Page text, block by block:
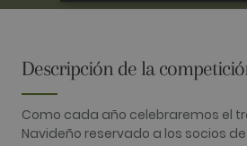
Descripción de la
Como cada año celebraremos el
Navideño reservado a los socios
ANALÍTICAS